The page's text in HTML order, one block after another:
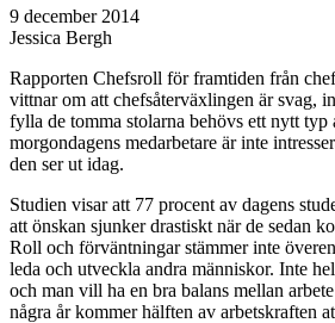
9 december 2014
Jessica Bergh
Rapporten Chefsroll för framtiden från
vittnar om att chefsåterväxlingen är svag,
fylla de tomma stolarna behövs ett nytt typ
morgondagens medarbetare är inte
den ser ut idag.
Studien visar att 77 procent av dagens
att önskan sjunker drastiskt när de sedan
Roll och förväntningar stämmer inte
leda och utveckla andra människor. Inte
och man vill ha en bra balans mellan
några år kommer hälften av arbetskraften